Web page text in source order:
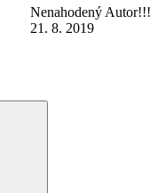
Nenahodený Autor!!!
21. 8. 2019